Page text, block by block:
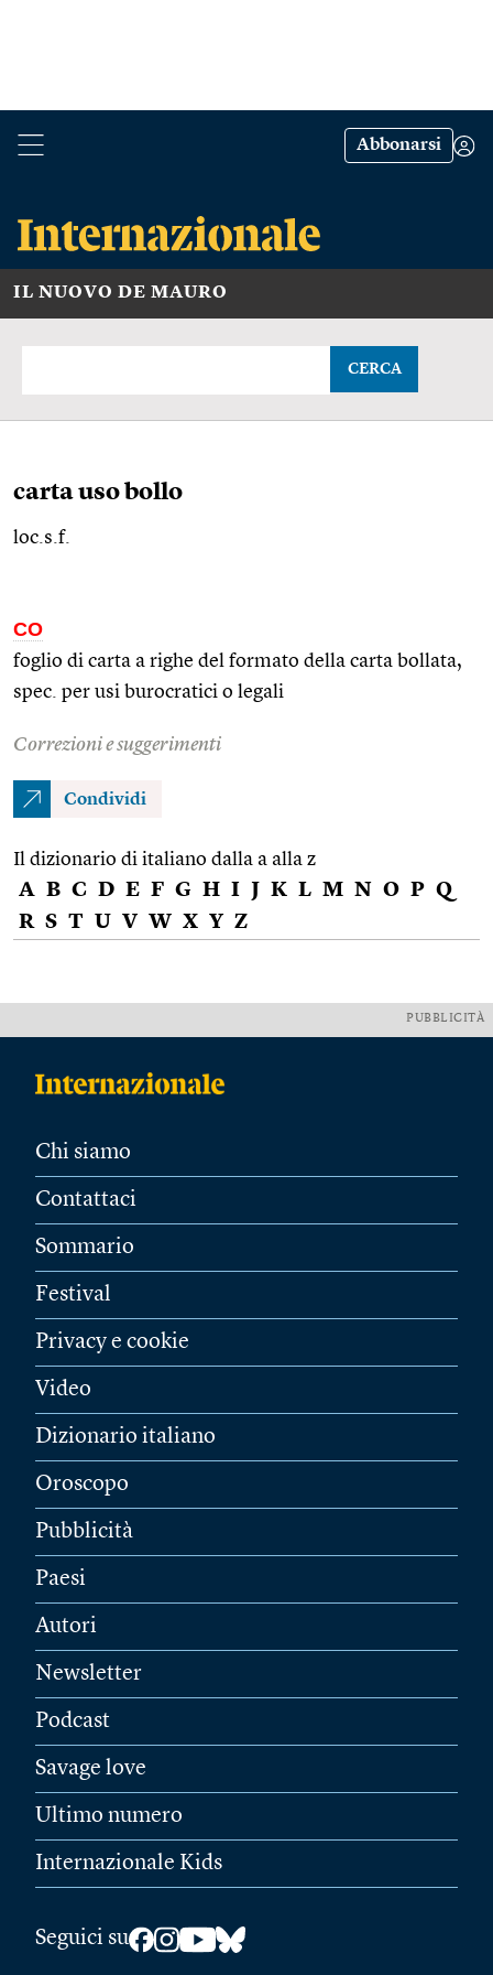
Abbonarsi
IL NUOVO DE MAURO
CERCA
carta uso bollo
loc.s.f.
CO
foglio di carta a righe del formato della carta bollata,
spec. per usi burocratici o legali
Correzioni e suggerimenti
Condividi
Il dizionario di italiano dalla a alla z
A B C D E F G H I J K L M N O P Q
R S T U V W X Y Z
PUBBLICITÀ
Chi siamo
Contattaci
Sommario
Festival
Privacy e cookie
Video
Dizionario italiano
Oroscopo
Pubblicità
Paesi
Autori
Newsletter
Podcast
Savage love
Ultimo numero
Internazionale Kids
Seguici su